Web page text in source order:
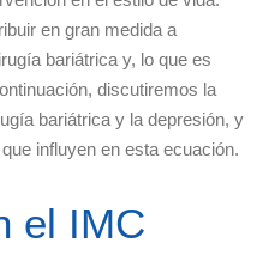
en gran medida a
bariátrica y, lo que es
discutiremos la
bariátrica y la depresión, y
influyen en esta ecuación.
el IMC